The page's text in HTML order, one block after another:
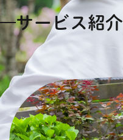
サービス紹介